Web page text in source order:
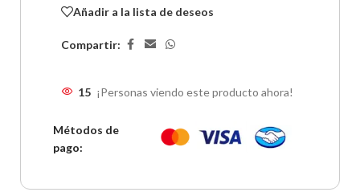
Añadir a la lista de deseos
Compartir:
15 ¡Personas viendo este producto ahora!
Métodos de
pago: